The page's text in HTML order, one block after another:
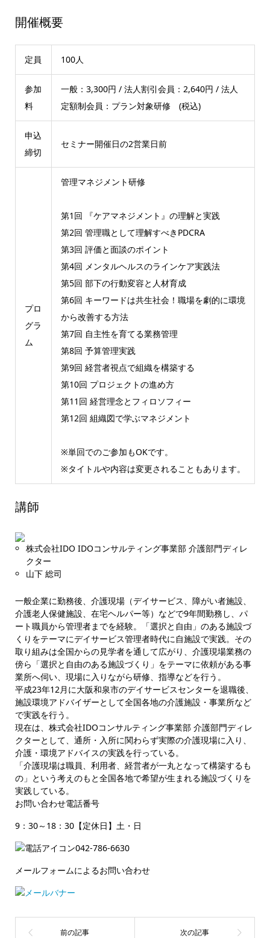
開催概要
定員 100人
参加
料
一般：3,300円 / 法人割引会員：2,640円 / 法人
定額制会員：プラン対象研修 (税込)
申込
締切
セミナー開催日の2営業日前
プロ
グラ
ム
管理マネジメント研修
第1回 『ケアマネジメント』の理解と実践
第2回 管理職として理解すべきPDCRA
第3回 評価と面談のポイント
第4回 メンタルヘルスのラインケア実践法
第5回 部下の行動変容と人材育成
第6回 キーワードは共生社会！職場を劇的に環境
から改善する方法
第7回 自主性を育てる業務管理
第8回 予算管理実践
第9回 経営者視点で組織を構築する
第10回 プロジェクトの進め方
第11回 経営理念とフィロソフィー
第12回 組織図で学ぶマネジメント
※単回でのご参加もOKです。
※タイトルや内容は変更されることもあります。
講師
株式会社IDO IDOコンサルティング事業部 介護部門ディレ
クター
山下 総司
一般企業に勤務後、介護現場（デイサービス、障がい者施設、
介護老人保健施設、在宅ヘルパー等）などで9年間勤務し、パ
ート職員から管理者までを経験。「選択と自由」のある施設づ
くりをテーマにデイサービス管理者時代に自施設で実践。その
取り組みは全国からの見学者を通して広がり、介護現場業務の
傍ら「選択と自由のある施設づくり」をテーマに依頼がある事
業所へ伺い、現場に入りながら研修、指導などを行う。
平成23年12月に大阪和泉市のデイサービスセンターを退職後、
施設環境アドバイザーとして全国各地の介護施設・事業所など
で実践を行う。
現在は、株式会社IDOコンサルティング事業部 介護部門ディレ
クターとして、通所・入所に関わらず実際の介護現場に入り、
介護・環境アドバイスの実践を行っている。
「介護現場は職員、利用者、経営者が一丸となって構築するも
の」という考えのもと全国各地で希望が生まれる施設づくりを
実践している。
お問い合わせ電話番号
9：30～18：30【定休日】土・日
042-786-6630
メールフォームによるお問い合わせ